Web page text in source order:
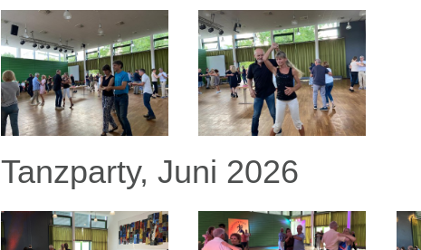
Tanzparty, Juni 2026